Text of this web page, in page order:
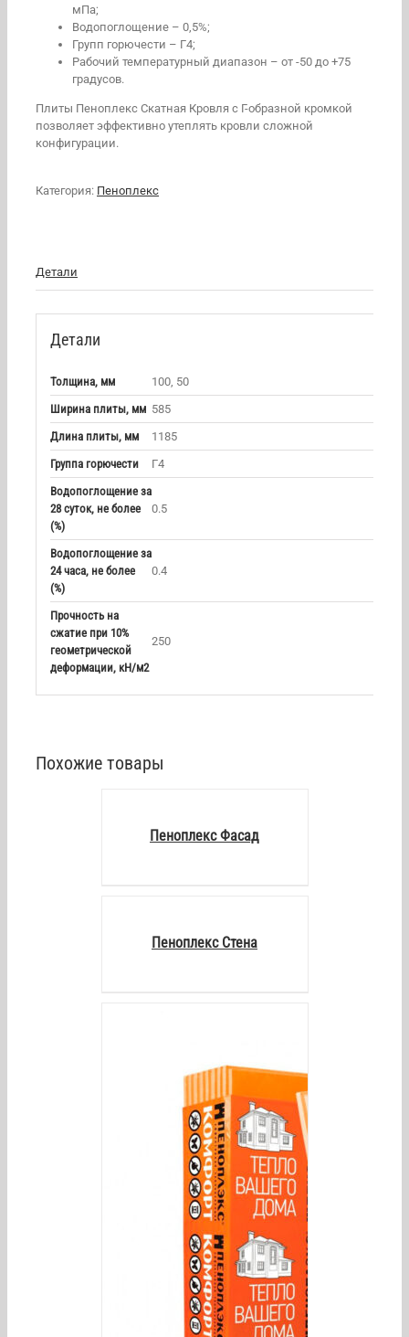
мПа;
Водопоглощение – 0,5%;
Групп горючести – Г4;
Рабочий температурный диапазон – от -50 до +75
градусов.
Плиты Пеноплекс Скатная Кровля с Г-образной кромкой
позволяет эффективно утеплять кровли сложной
конфигурации.
Категория: Пеноплекс
Детали
Детали
Толщина, мм
100, 50
Ширина плиты, мм 585
Длина плиты, мм
1185
Группа горючести
Г4
Водопоглощение за
28 суток, не более
(%)
0.5
Водопоглощение за
24 часа, не более
(%)
0.4
Прочность на
сжатие при 10%
геометрической
деформации, кН/м2
250
Похожие товары
Пеноплекс Фасад
Пеноплекс Стена